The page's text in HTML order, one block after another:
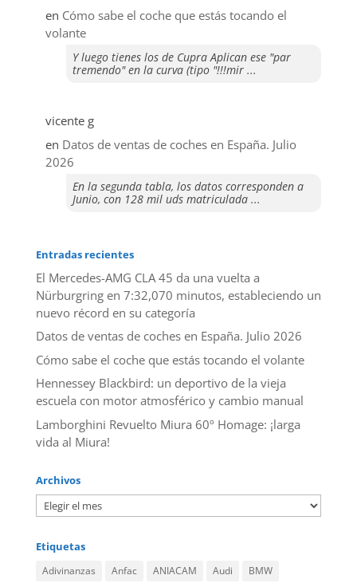
en ​Cómo sabe el coche que estás tocando el
volante
Y luego tienes los de Cupra Aplican ese "par
tremendo" en la curva (tipo "!!!mir ...
vicente g
en Datos de ventas de coches en España. Julio
2026
En la segunda tabla, los datos corresponden a
Junio, con 128 mil uds matriculada ...
Entradas recientes
El Mercedes-AMG CLA 45 da una vuelta a
Nürburgring en 7:32,070 minutos, estableciendo un
nuevo récord en su categoría
Datos de ventas de coches en España. Julio 2026
​Cómo sabe el coche que estás tocando el volante
Hennessey Blackbird: un deportivo de la vieja
escuela con motor atmosférico y cambio manual
Lamborghini Revuelto Miura 60º Homage: ¡larga
vida al Miura!
Archivos
Etiquetas
Adivinanzas Anfac ANIACAM Audi
BMW